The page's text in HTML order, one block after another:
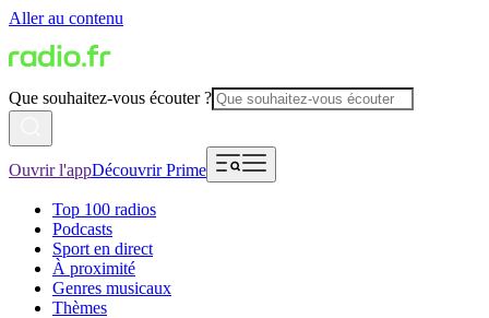
Aller au contenu
Que souhaitez-vous écouter ?
Ouvrir l'appDécouvrir Prime
Top 100 radios
Podcasts
Sport en direct
À proximité
Genres musicaux
Thèmes